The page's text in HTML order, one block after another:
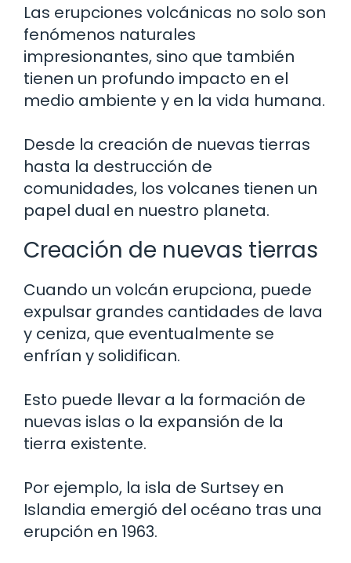
Las erupciones volcánicas no solo son
fenómenos naturales
impresionantes, sino que también
tienen un profundo impacto en el
medio ambiente y en la vida humana.
Desde la creación de nuevas tierras
hasta la destrucción de
comunidades, los volcanes tienen un
papel dual en nuestro planeta.
Creación de nuevas tierras
Cuando un volcán erupciona, puede
expulsar grandes cantidades de lava
y ceniza, que eventualmente se
enfrían y solidifican.
Esto puede llevar a la formación de
nuevas islas o la expansión de la
tierra existente.
Por ejemplo, la isla de Surtsey en
Islandia emergió del océano tras una
erupción en 1963.